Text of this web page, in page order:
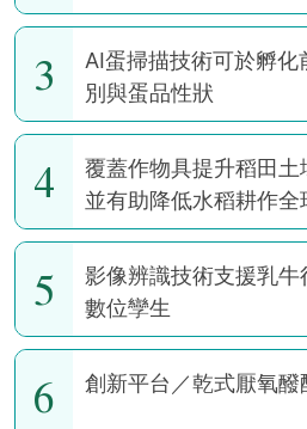
3
AI蛋掃描技術可於孵
別與蛋品性狀
4
覆蓋作物具提升稻田土
並有助降低水稻耕作全
5
影像辨識技術支援乳
數位孿生
6 創新平台／乾式厭氧醱